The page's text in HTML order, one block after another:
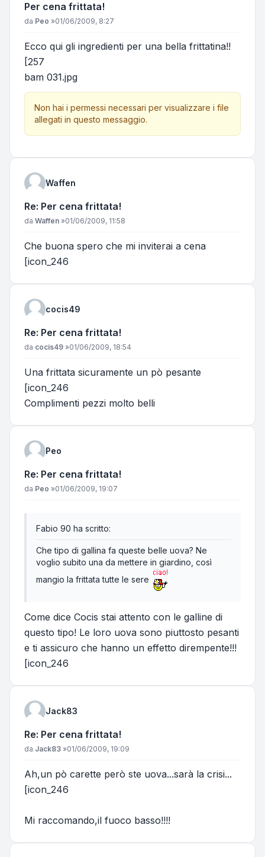
Per cena frittata!
Messaggio
da Peo »01/06/2009, 8:27
Ecco qui gli ingredienti per una bella frittatina!!
[257
bam 031.jpg
Non hai i permessi necessari per visualizzare i file
allegati in questo messaggio.
Waffen
Re: Per cena frittata!
Messaggio
da Waffen »01/06/2009, 11:58
Che buona spero che mi inviterai a cena
[icon_246
cocis49
Re: Per cena frittata!
Messaggio
da cocis49 »01/06/2009, 18:54
Una frittata sicuramente un pò pesante
[icon_246
Complimenti pezzi molto belli
Peo
Re: Per cena frittata!
Messaggio
da Peo »01/06/2009, 19:07
Fabio 90 ha scritto:
Che tipo di gallina fa queste belle uova? Ne
voglio subito una da mettere in giardino, così
mangio la frittata tutte le sere
Come dice Cocis stai attento con le galline di
questo tipo! Le loro uova sono piuttosto pesanti
e ti assicuro che hanno un effetto dirempente!!!
[icon_246
Jack83
Re: Per cena frittata!
Messaggio
da Jack83 »01/06/2009, 19:09
Ah,un pò carette però ste uova...sarà la crisi...
[icon_246
Mi raccomando,il fuoco basso!!!!